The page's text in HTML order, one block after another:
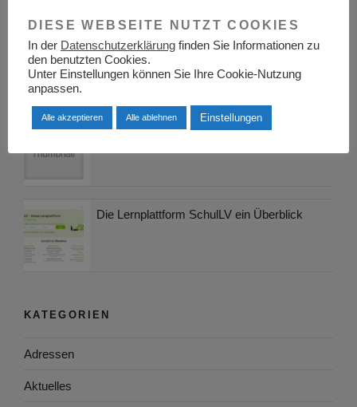
Berufsinformationszentrum BIZ
Aschaffenburg
Berufsinformationszentrum BIZ Leipzig
Die Lernplattform SchulLV ein Überblick
KATEGORIEN
Adressen
Aktuelles
DIESE WEBSEITE NUTZT COOKIES
In der Datenschutzerklärung finden Sie Informationen zu
den benutzten Cookies.
Unter Einstellungen können Sie Ihre Cookie-Nutzung
anpassen.
Alle akzeptieren Alle ablehnen Einstellungen